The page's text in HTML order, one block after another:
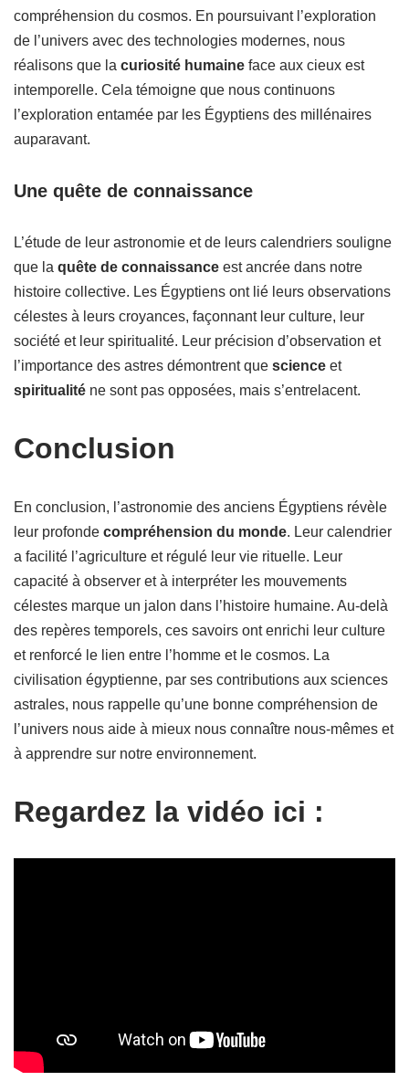
compréhension du cosmos. En poursuivant l’exploration
de l’univers avec des technologies modernes, nous
réalisons que la curiosité humaine face aux cieux est
intemporelle. Cela témoigne que nous continuons
l’exploration entamée par les Égyptiens des millénaires
auparavant.
Une quête de connaissance
L’étude de leur astronomie et de leurs calendriers souligne
que la quête de connaissance est ancrée dans notre
histoire collective. Les Égyptiens ont lié leurs observations
célestes à leurs croyances, façonnant leur culture, leur
société et leur spiritualité. Leur précision d’observation et
l’importance des astres démontrent que science et
spiritualité ne sont pas opposées, mais s’entrelacent.
Conclusion
En conclusion, l’astronomie des anciens Égyptiens révèle
leur profonde compréhension du monde. Leur calendrier
a facilité l’agriculture et régulé leur vie rituelle. Leur
capacité à observer et à interpréter les mouvements
célestes marque un jalon dans l’histoire humaine. Au-delà
des repères temporels, ces savoirs ont enrichi leur culture
et renforcé le lien entre l’homme et le cosmos. La
civilisation égyptienne, par ses contributions aux sciences
astrales, nous rappelle qu’une bonne compréhension de
l’univers nous aide à mieux nous connaître nous-mêmes et
à apprendre sur notre environnement.
Regardez la vidéo ici :